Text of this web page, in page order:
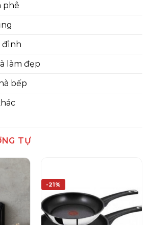
phê
đình
làm đẹp
bếp
TỰ
-21%